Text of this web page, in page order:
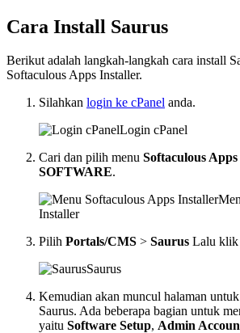
Cara Install Saurus
Berikut adalah langkah-langkah cara install
Softaculous Apps Installer.
Silahkan login ke cPanel anda.
Login cPanel
Cari dan pilih menu Softaculous
SOFTWARE.
Installer
Pilih Portals/CMS > Saurus Lalu klik
Saurus
Kemudian akan muncul halaman
Saurus. Ada beberapa bagian untuk
yaitu Software Setup, Admin